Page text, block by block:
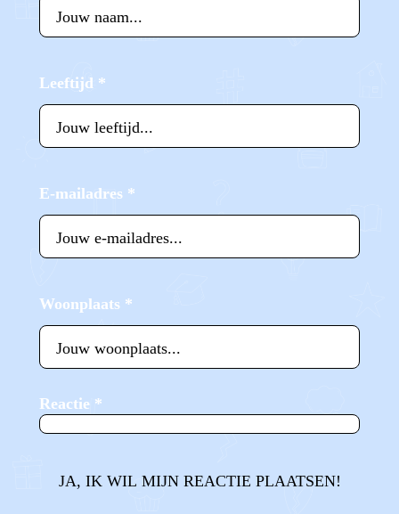
Leeftijd *
E-mailadres *
Woonplaats *
Reactie *
JA, IK WIL MIJN REACTIE PLAATSEN!